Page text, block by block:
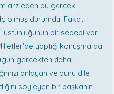
arz eden bu gerçek
olmuş durumda. Fakat
üstünlüğünün bir sebebi var
yaptığı konuşma da
gerçekten daha
anlayan ve bunu dile
söyleyen bir başkanın